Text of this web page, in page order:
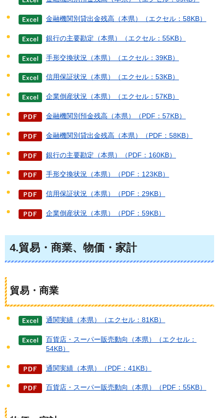
金融機関別貸出金残高（本県）（エクセル：58KB）
銀行の主要勘定（本県）（エクセル：55KB）
手形交換状況（本県）（エクセル：39KB）
信用保証状況（本県）（エクセル：53KB）
企業倒産状況（本県）（エクセル：57KB）
金融機関別預金残高（本県）（PDF：57KB）
金融機関別貸出金残高（本県）（PDF：58KB）
銀行の主要勘定（本県）（PDF：160KB）
手形交換状況（本県）（PDF：123KB）
信用保証状況（本県）（PDF：29KB）
企業倒産状況（本県）（PDF：59KB）
4.貿易・商業、物価・家計
貿易・商業
通関実績（本県）（エクセル：81KB）
百貨店・スーパー販売動向（本県）（エクセル：
54KB）
通関実績（本県）（PDF：41KB）
百貨店・スーパー販売動向（本県）（PDF：55KB）